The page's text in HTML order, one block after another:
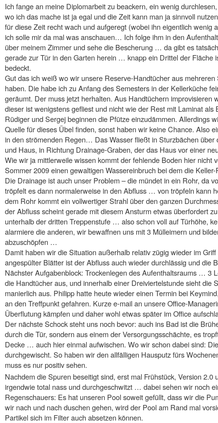
Ich fange an meine Diplomarbeit zu beackern, ein wenig
wo ich das mache ist ja egal und die Zeit kann man ja sinnvoll
für diese Zeit recht wach und aufgeregt (wobei ihn eigentlich wenig
ich solle mir da mal was anschauen… Ich folge ihm in den
über meinem Zimmer und sehe die Bescherung … da gibt es
gerade zur Tür in den Garten herein … knapp ein Drittel der Fläche
bedeckt.
Gut das ich weiß wo wir unsere Reserve-Handtücher aus
haben. Die habe ich zu Anfang des Semesters in der Kellerküche
geräumt. Der muss jetzt herhalten. Aus Handtüchern improvisieren
dieser ist wenigstens gefliest und nicht wie der Rest mit Laminat als
Rüdiger und Sergej beginnen die Pfütze einzudämmen. Allerdings
Quelle für dieses Übel finden, sonst haben wir keine Chance. Also
in den strömenden Regen… Das Wasser fließt in Sturzbächen über
und Haus, in Richtung Drainage-Graben, der das Haus vor einer
Wie wir ja mittlerweile wissen kommt der fehlende Boden hier nicht
Sommer 2009 einen gewaltigen Wassereinbruch bei dem die
Die Drainage ist auch unser Problem – die mündet in ein Rohr, da
tröpfelt es dann normalerweise in den Abfluss … von tröpfeln kann
dem Rohr kommt ein vollwertiger Strahl über den ganzen
der Abfluss scheint gerade mit diesem Ansturm etwas überfordert
unterhalb der dritten Treppenstufe … also schon voll auf Türhöhe,
alarmiere die anderen, wir bewaffnen uns mit 3 Mülleimern und
abzuschöpfen …
Damit haben wir die Situation außerhalb relativ zügig wieder im
angespülter Blätter ist der Abfluss auch wieder durchlässig und die
Nächster Aufgabenblock: Trockenlegen des Aufenthaltsraums … 3
die Handtücher aus, und innerhalb einer Dreiviertelstunde sieht die
manierlich aus. Philipp hatte heute wieder einen Termin bei
an den Treffpunkt gefahren. Kurze e-mail an unsere Office-
Überflutung kämpfen und daher wohl etwas später im Office
Der nächste Schock steht uns noch bevor: auch ins Bad ist die
durch die Tür, sondern aus einem der Versorgungsschächte, es
Decke … auch hier einmal aufwischen. Wo wir schon dabei sind:
durchgewischt. So haben wir den allfälligen Hausputz fürs
muss es nur positiv sehen.
Nachdem die Spuren beseitigt sind, erst mal Frühstück, Version 2.0
irgendwie total nass und durchgeschwitzt … dabei sehen wir noch
Regenschauers: Es hat unseren Pool soweit gefüllt, dass wir die
wir nach und nach duschen gehen, wird der Pool am Rand mal
Partikel sich im Filter auch absetzen können.